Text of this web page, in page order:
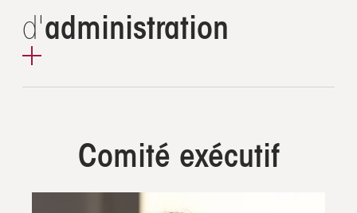
d'administration
Comité exécutif